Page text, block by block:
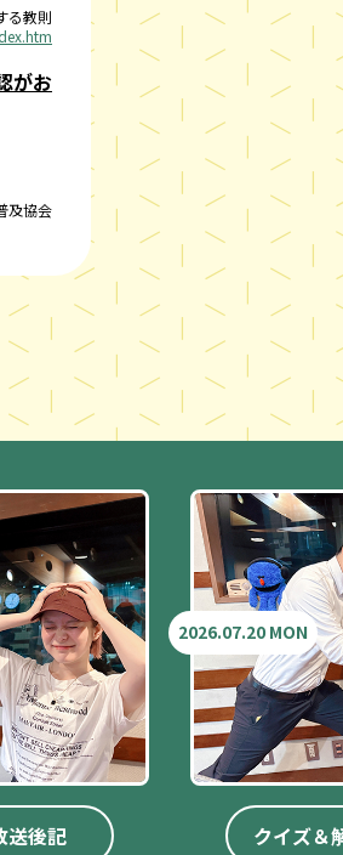
る教則
がお
及協会
送後記
2026.07.20 MON
クイズ＆